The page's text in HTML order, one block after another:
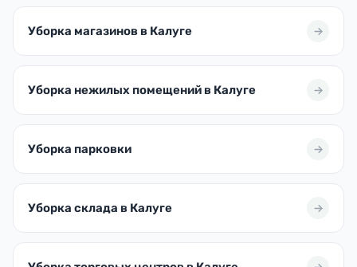
Уборка магазинов в Калуге
Уборка нежилых помещений в Калуге
Уборка парковки
Уборка склада в Калуге